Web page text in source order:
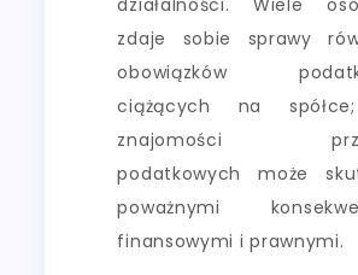
zdaje sobie sprawy
obowiązków
ciążących na
znajomości
podatkowych może
poważnymi
finansowymi i prawnymi.